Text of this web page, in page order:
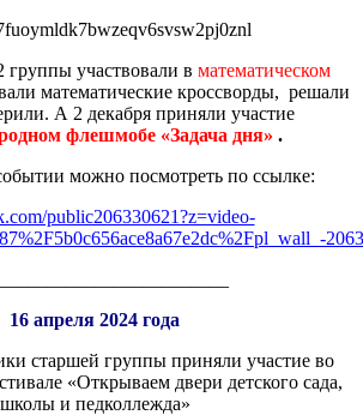
участвовали в математическом
математические кроссворды, решали
А 2 декабря приняли участие
флешмобе «Задача дня» .
можно посмотреть по ссылке:
public206330621?z=video-
16 апреля 2024 года
старшей группы приняли участие во
«Открываем двери детского сада,
школы и педколлежда»